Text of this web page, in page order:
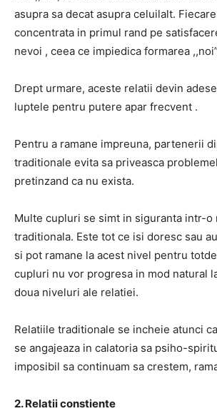
asupra sa decat asupra celuilalt.
concentrata in primul rand pe
nevoi , ceea ce impiedica formarea
Drept urmare, aceste relatii devin
luptele pentru putere apar frecvent .
Pentru a ramane impreuna, partenerii
traditionale evita sa priveasca
pretinzand ca nu exista.
Multe cupluri se simt in siguranta intr-o
traditionala. Este tot ce isi doresc sau
si pot ramane la acest nivel pentru
cupluri nu vor progresa in mod natural
doua niveluri ale relatiei.
Relatiile traditionale se incheie atunci
se angajeaza in calatoria sa psiho-
imposibil sa continuam sa crestem,
2. Relatii constiente